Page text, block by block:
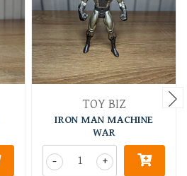
TOY BIZ
IRON MAN MACHINE
WAR
+
-